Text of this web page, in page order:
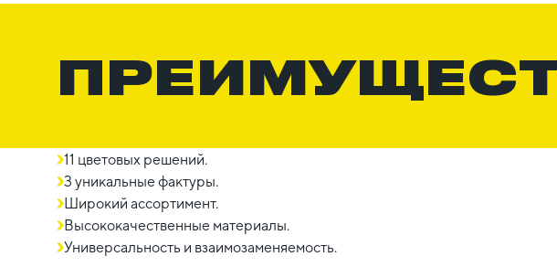
11 цветовых решений.
3 уникальные фактуры.
Широкий ассортимент.
Высококачественные материалы.
Универсальность и взаимозаменяемость.